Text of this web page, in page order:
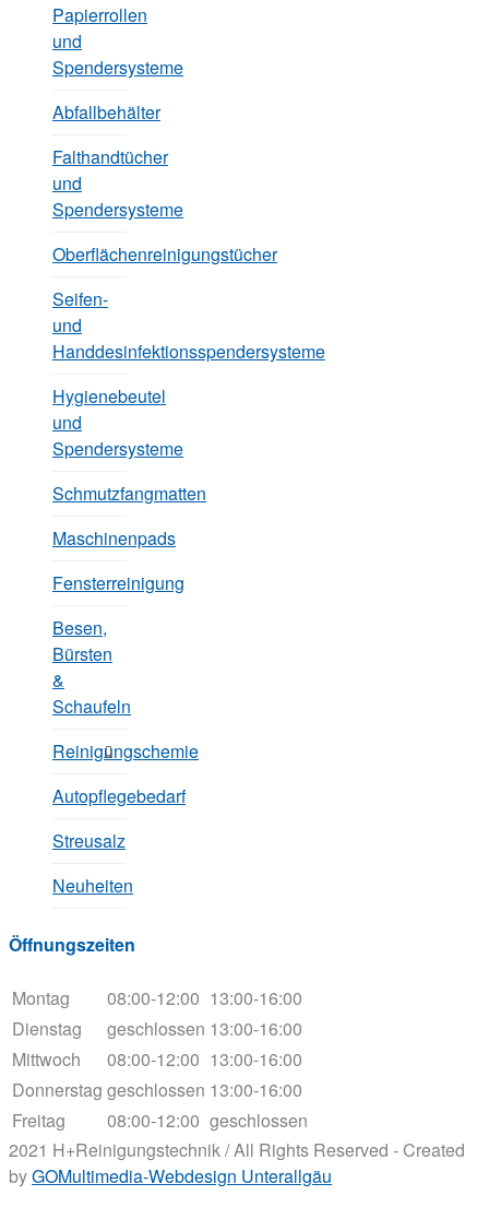
Papierrollen
und
Spendersysteme
Abfallbehälter
Falthandtücher
und
Spendersysteme
Oberflächenreinigungstücher
Seifen-
und
Handdesinfektionsspendersysteme
Hygienebeutel
und
Spendersysteme
Schmutzfangmatten
Maschinenpads
Fensterreinigung
Besen,
Bürsten
&
Schaufeln
Reinigungschemie
Autopflegebedarf
Streusalz
Neuheiten
Öffnungszeiten
Montag 08:00-12:00 13:00-16:00
Dienstag
geschlossen 13:00-16:00
Mittwoch
08:00-12:00 13:00-16:00
Donnerstag geschlossen 13:00-16:00
Freitag
08:00-12:00 geschlossen
2021 H+Reinigungstechnik / All Rights Reserved - Created
byGOMultimedia-Webdesign Unterallgäu